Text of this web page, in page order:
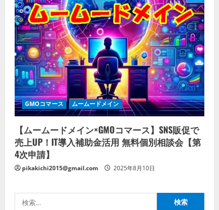
GMOコマース ムームードメイン
【ムームードメイン×GMOコマース】SNS販促で
売上UP！IT導入補助金活用 無料個別相談会【第
4次申請】
pikakichi2015@gmail.com 2025年8月10日